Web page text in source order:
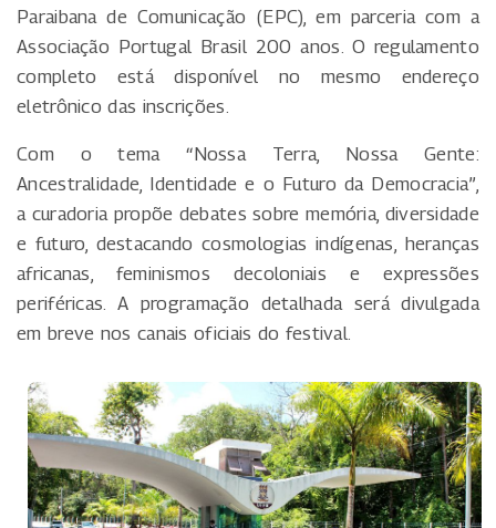
Paraibana de Comunicação (EPC), em parceria com a
Associação Portugal Brasil 200 anos. O regulamento
completo está disponível no mesmo endereço
eletrônico das inscrições.
Com o tema “Nossa Terra, Nossa Gente:
Ancestralidade, Identidade e o Futuro da Democracia”,
a curadoria propõe debates sobre memória, diversidade
e futuro, destacando cosmologias indígenas, heranças
africanas, feminismos decoloniais e expressões
periféricas. A programação detalhada será divulgada
em breve nos canais oficiais do festival.